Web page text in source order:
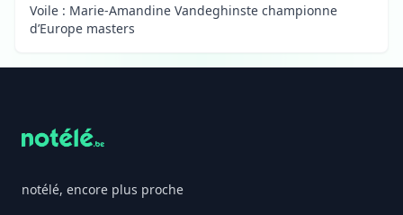
Voile : Marie-Amandine Vandeghinste championne
d’Europe masters
notélé, encore plus proche